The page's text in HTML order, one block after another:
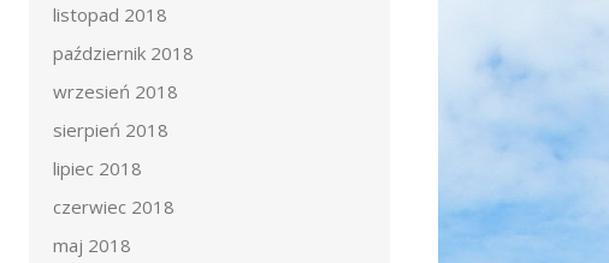
listopad 2018
październik 2018
wrzesień 2018
sierpień 2018
lipiec 2018
czerwiec 2018
maj 2018